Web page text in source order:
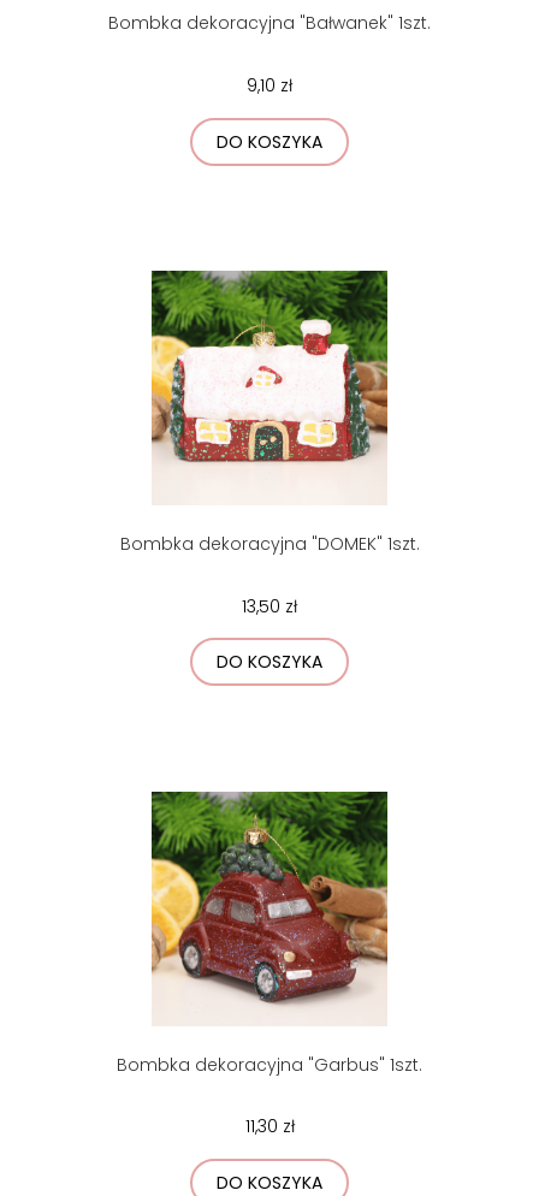
Bombka dekoracyjna "Bałwanek" 1szt.
9,10 zł
DO KOSZYKA
Bombka dekoracyjna "DOMEK" 1szt.
13,50 zł
DO KOSZYKA
Bombka dekoracyjna "Garbus" 1szt.
11,30 zł
DO KOSZYKA